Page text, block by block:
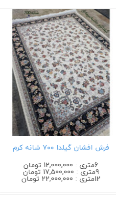
فرش افشان گیلدا ۷۰۰ شانه کرم
6متری : 12,000,000 تومان
9متری : 17,500,000 تومان
12متری : 22,000,000 تومان